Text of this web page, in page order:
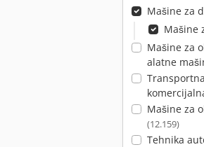
Mašine za
Mašine
Mašine za
alatne
Mašine za
(12.159)
Tehnika